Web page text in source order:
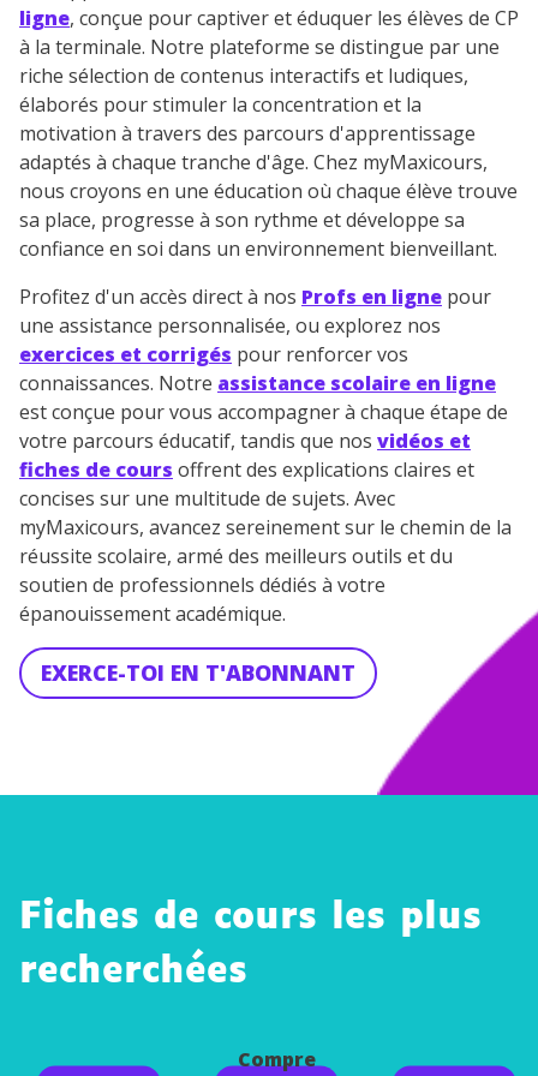
ligne, conçue pour captiver et éduquer les élèves de CP
à la terminale. Notre plateforme se distingue par une
riche sélection de contenus interactifs et ludiques,
élaborés pour stimuler la concentration et la
motivation à travers des parcours d'apprentissage
adaptés à chaque tranche d'âge. Chez myMaxicours,
nous croyons en une éducation où chaque élève trouve
sa place, progresse à son rythme et développe sa
confiance en soi dans un environnement bienveillant.
Profitez d'un accès direct à nos Profs en ligne pour
une assistance personnalisée, ou explorez nos
exercices et corrigés pour renforcer vos
connaissances. Notre assistance scolaire en ligne
est conçue pour vous accompagner à chaque étape de
votre parcours éducatif, tandis que nos vidéos et
fiches de cours offrent des explications claires et
concises sur une multitude de sujets. Avec
myMaxicours, avancez sereinement sur le chemin de la
réussite scolaire, armé des meilleurs outils et du
soutien de professionnels dédiés à votre
épanouissement académique.
EXERCE-TOI EN T'ABONNANT
Fiches de cours les plus
recherchées
Compre
J’accepte de recevoir les actualités et des
communications de la part de
myMaxicours.
Votre adresse e-mail sera exclusivement utilisée pour
vous envoyer notre newsletter. Vous pourrez vous
désinscrire à tout moment, à travers le lien de
désinscription présent dans chaque newsletter. Pour
en savoir plus sur la gestion de vos données
consulter notre charte.